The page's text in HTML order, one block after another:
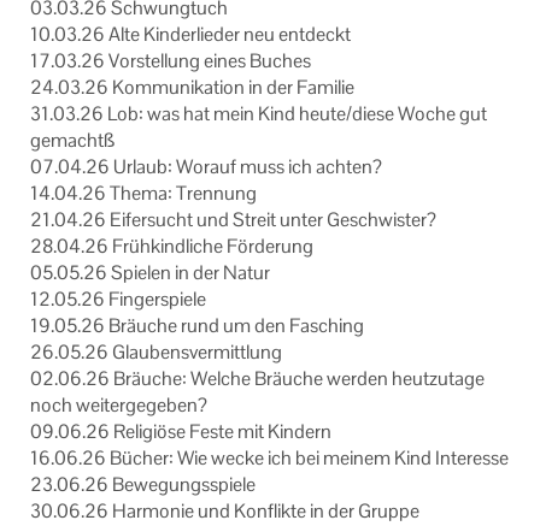
03.03.26 Schwung­tuch
10.03.26 Alte Kin­der­lie­der neu ent­deckt
17.03.26 Vor­stel­lung eines Bu­ches
24.03.26 Kom­mu­ni­ka­ti­on in der Fa­mi­lie
31.03.26 Lob: was hat mein Kind heute/diese Woche gut
ge­mach­tß
07.04.26 Ur­laub: Wor­auf muss ich ach­ten?
14.04.26 Thema: Tren­nung
21.04.26 Ei­fer­sucht und Streit unter Ge­schwis­ter?
28.04.26 Früh­kind­li­che För­de­rung
05.05.26 Spie­len in der Natur
12.05.26 Fin­ger­spie­le
19.05.26 Bräu­che rund um den Fa­sching
26.05.26 Glau­bens­ver­mitt­lung
02.06.26 Bräu­che: Wel­che Bräu­che wer­den heut­zu­ta­ge
noch wei­ter­ge­ge­ben?
09.06.26 Re­li­giö­se Feste mit Kin­dern
16.06.26 Bü­cher: Wie wecke ich bei mei­nem Kind In­ter­es­se
23.06.26 Be­we­gungs­spie­le
30.06.26 Har­mo­nie und Kon­flik­te in der Grup­pe